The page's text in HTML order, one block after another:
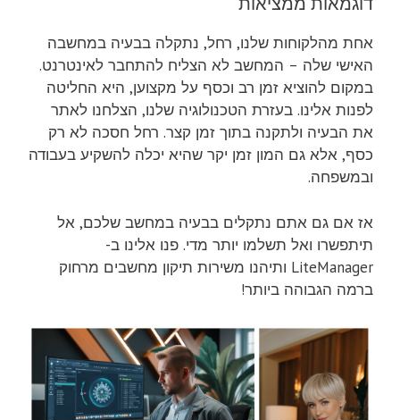
אחת מהלקוחות שלנו, רחל, נתקלה בבעיה במחשבה
האישי שלה – המחשב לא הצליח להתחבר לאינטרנט.
במקום להוציא זמן רב וכסף על מקצוען, היא החליטה
לפנות אלינו. בעזרת הטכנולוגיה שלנו, הצלחנו לאתר
את הבעיה ולתקנה בתוך זמן קצר. רחל חסכה לא רק
כסף, אלא גם המון זמן יקר שהיא יכלה להשקיע בעבודה
ובמשפחה.
אז אם גם אתם נתקלים בבעיה במחשב שלכם, אל
תיתפשרו ואל תשלמו יותר מדי. פנו אלינו ב-
LiteManager ותיהנו משירות תיקון מחשבים מרחוק
ברמה הגבוהה ביותר!